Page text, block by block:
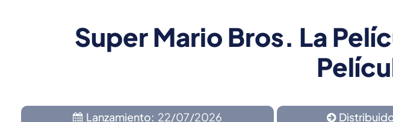
Super Mario Bros. La
Lanzamiento: 22/07/2026